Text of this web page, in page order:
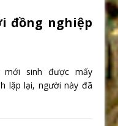
đồng nghiệp
mới sinh được mấy
lặp lại, người này đã